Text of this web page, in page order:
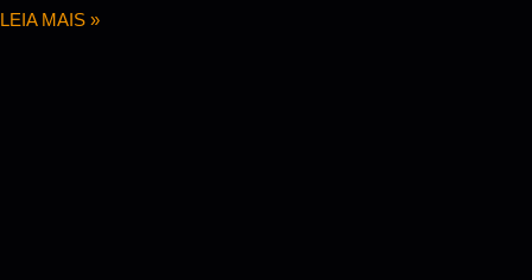
LEIA MAIS »